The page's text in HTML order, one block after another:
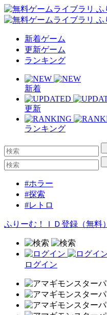
新着ゲーム
更新ゲーム
ランキング
新着
更新
ランキング
#ホラー
#探索
#レトロ
ふりーむ！ＩＤ登録（無料）
ログイン